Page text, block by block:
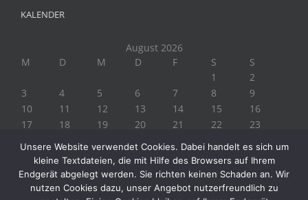
KALENDER
August 2026
M
D M D F S
S
1
2
3
4 5 6 7 8
9
10
11 12 13 14 15
16
17
18 19 20 21 22
23
24
25 27 28
« Juli
Unsere Website verwendet Cookies. Dabei handelt es sich um
kleine Textdateien, die mit Hilfe des Browsers auf Ihrem
Endgerät abgelegt werden. Sie richten keinen Schaden an. Wir
nutzen Cookies dazu, unser Angebot nutzerfreundlich zu